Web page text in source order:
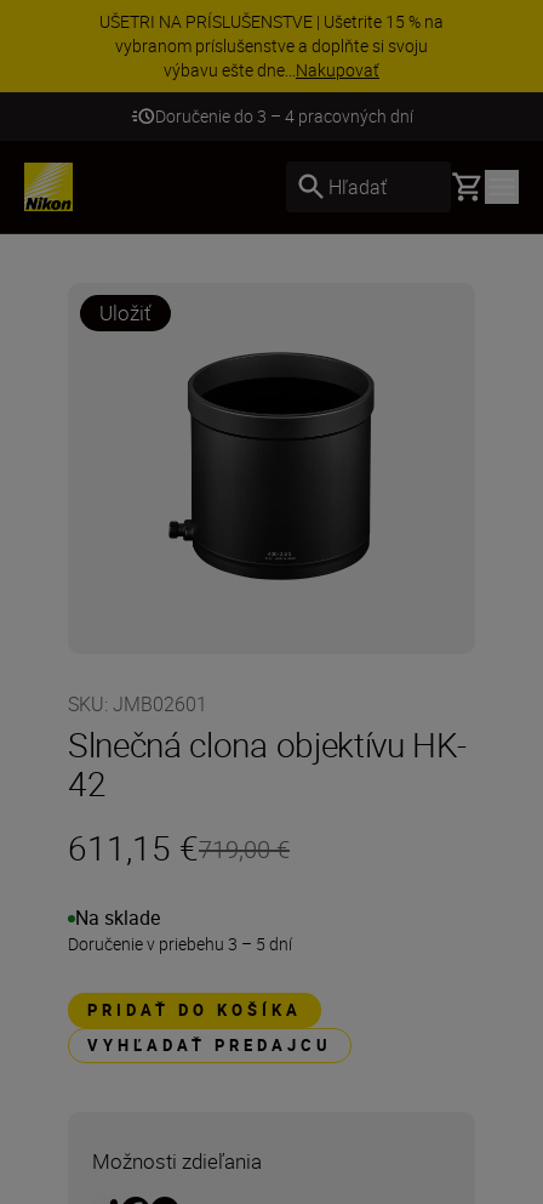
UŠETRI NA PRÍSLUŠENSTVE | Ušetrite 15 % na
vybranom príslušenstve a doplňte si svoju
výbavu ešte dne...Nakupovať
Doručenie do 3 – 4 pracovných dní
Hľadať Basket
Uložiť
SKU: JMB02601
Slnečná clona objektívu HK-
42
611,15 €719,00 €
Na sklade
Doručenie v priebehu 3 – 5 dní
PRIDAŤ DO KOŠÍKA
VYHĽADAŤ PREDAJCU
Možnosti zdieľania